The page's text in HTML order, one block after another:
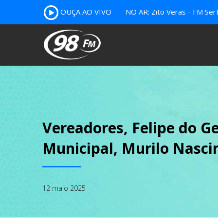
OUÇA AO VIVO NO AR: Zito Veras - FM
Vereadores, Felipe do
Municipal, Murilo
12 maio 2025